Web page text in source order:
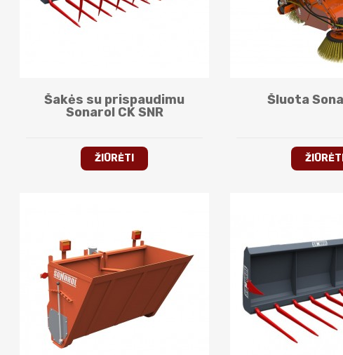
Šakės su prispaudimu
Sonarol CK SNR
ŽIŪRĖTI
Šluota
ŽIŪRĖTI